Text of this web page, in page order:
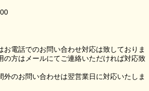
お電話でのお問い合わせ対応は致しておりま
の方はメールにてご連絡いただければ対応致
外のお問い合わせは翌営業日に対応いたしま